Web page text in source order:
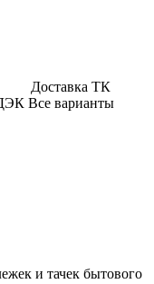
Доставка ТК
Все варианты
и тачек бытового